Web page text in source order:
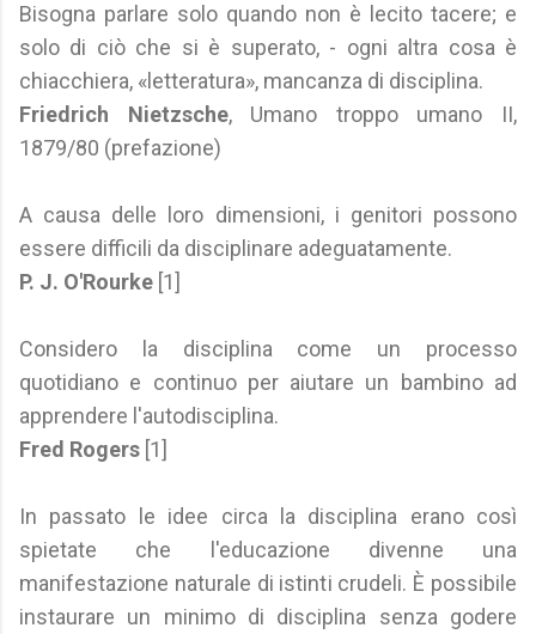
Bisogna parlare solo quando non è lecito tacere; e
solo di ciò che si è superato, - ogni altra cosa è
chiacchiera, «letteratura», mancanza di disciplina.
Friedrich Nietzsche, Umano troppo umano II,
1879/80 (prefazione)
A causa delle loro dimensioni, i genitori possono
essere difficili da disciplinare adeguatamente.
P. J. O'Rourke [1]
Considero la disciplina come un processo
quotidiano e continuo per aiutare un bambino ad
apprendere l'autodisciplina.
Fred Rogers [1]
In passato le idee circa la disciplina erano così
spietate che l'educazione divenne una
manifestazione naturale di istinti crudeli. È possibile
instaurare un minimo di disciplina senza godere